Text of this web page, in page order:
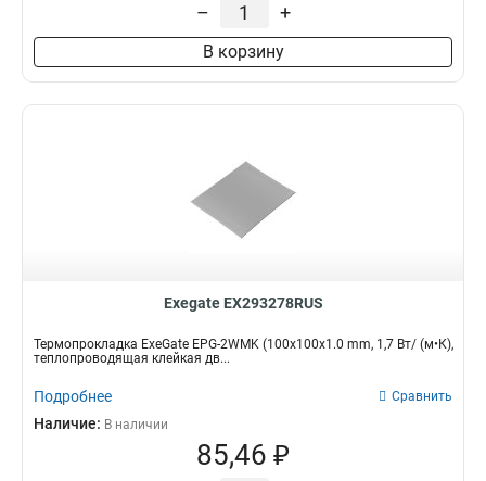
– +
В корзину
Exegate EX293278RUS
Термопрокладка ExeGate EPG-2WMK (100x100x1.0 mm, 1,7 Вт/ (м•К),
теплопроводящая клейкая дв...
Подробнее Сравнить
Наличие: В наличии
85,46 ₽